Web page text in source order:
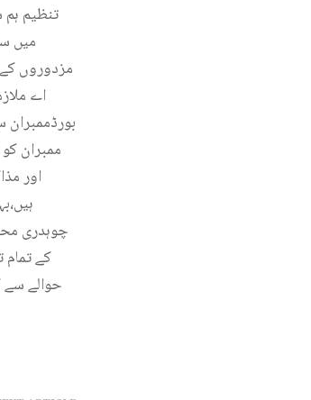
تنظیم
میں
مزدوروں
اے
ممبران
اور
چوہدری
کے
حوالے سے